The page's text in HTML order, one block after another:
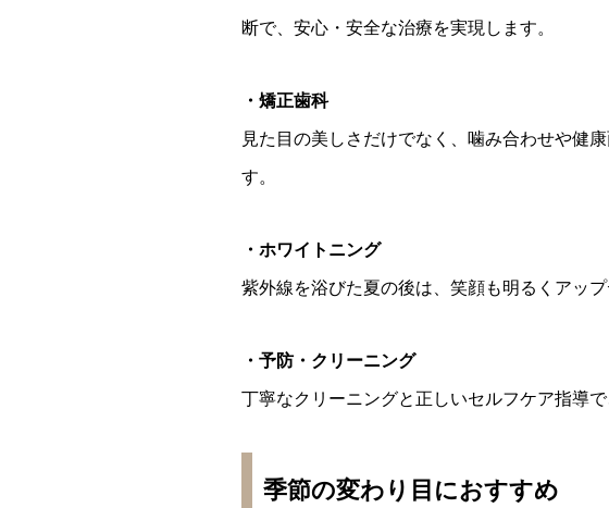
断で、安心・安全な治療を実現します。
・矯正歯科
見た目の美しさだけでなく、噛み合わせや健
す。
・ホワイトニング
紫外線を浴びた夏の後は、笑顔も明るくアッ
・予防・クリーニング
丁寧なクリーニングと正しいセルフケア指導
季節の変わり目におすすめ